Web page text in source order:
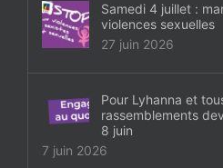
Samedi 4 juillet :
violences sexuelles
27 juin 2026
Pour Lyhanna et
rassemblements
8 juin
7 juin 2026